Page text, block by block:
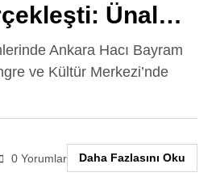
Ünal
Öte’ye
Ankara Hacı Bayram
ve Kültür Merkezi’nde
0 Yorumlar Daha Fazlasını Oku